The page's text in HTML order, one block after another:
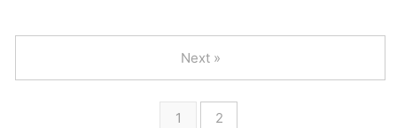
1 2
Next »